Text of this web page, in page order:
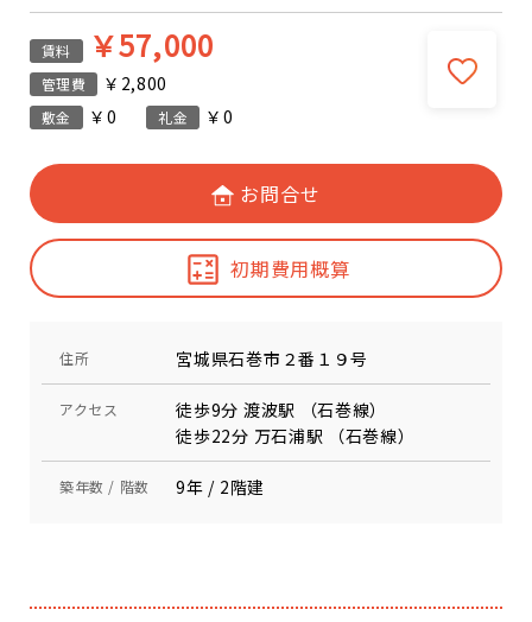
賃料 ￥57,000
管理費 ￥2,800
敷金 ￥0 礼金 ￥0
お問合せ
初期費用概算
住所 宮城県石巻市２番１９号
アクセス
徒歩9分 渡波駅 （石巻線）
徒歩22分 万石浦駅 （石巻線）
築年数 / 階数 9年 / 2階建